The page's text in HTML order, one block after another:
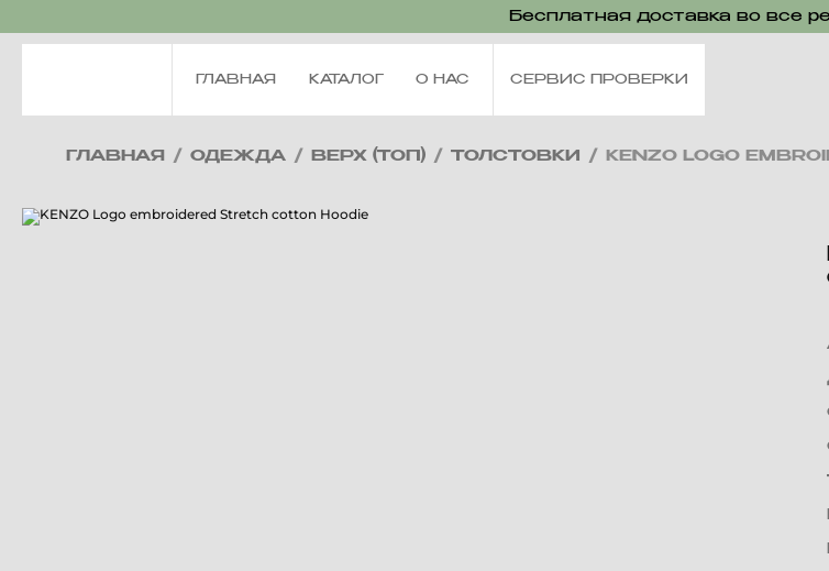
Бесплатная доставка во все
ГЛАВНАЯ КАТАЛОГ О НАС СЕРВИС ПРОВЕРКИ
ГЛАВНАЯ / ОДЕЖДА / ВЕРХ (ТОП) / ТОЛСТОВКИ / KENZO LOGO